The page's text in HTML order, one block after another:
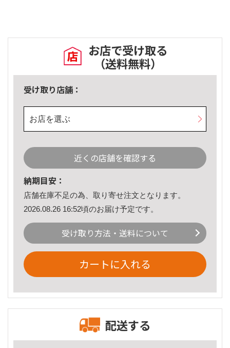
お店で受け取る
（送料無料）
受け取り店舗：
お店を選ぶ
近くの店舗を確認する
納期目安：
店舗在庫不足の為、取り寄せ注文となります。
2026.08.26 16:52頃のお届け予定です。
受け取り方法・送料について
カートに入れる
配送する